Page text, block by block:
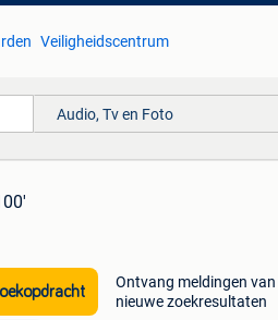
Veiligheidscentrum
Audio, Tv en Foto
Ontvang meldingen van
nieuwe zoekresultaten